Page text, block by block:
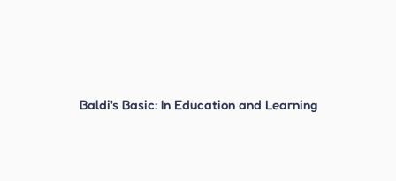
Baldi's Basic: In Education and Learning